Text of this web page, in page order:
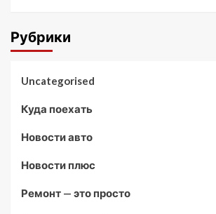
Рубрики
Uncategorised
Куда поехать
Новости авто
Новости плюс
Ремонт — это просто